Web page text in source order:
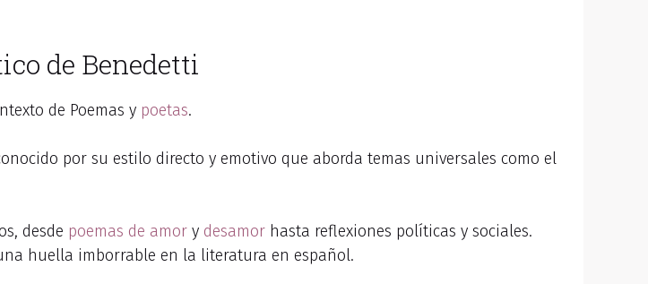
de Benedetti
de Poemas y poetas.
por su estilo directo y emotivo que aborda temas universales como el
desde poemas de amor y desamor hasta reflexiones políticas y sociales.
huella imborrable en la literatura en español.